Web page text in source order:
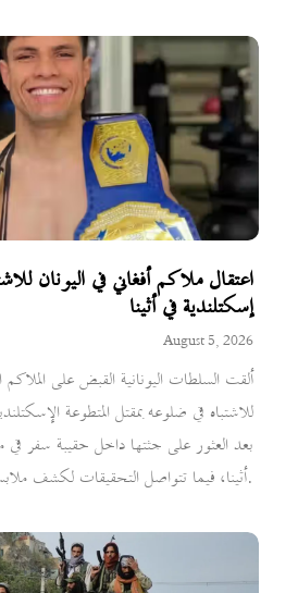
اعتقال ملاكم أفغاني في اليونان
إسكتلندية في أثينا
August 5, 2026
ألقت السلطات اليونانية القبض على
للاشتباه في ضلوعه بمقتل المتطوعة
بعد العثور على جثتها داخل حقيبة سفر في
أثينا، فيما تتواصل التحقيقات لكشف ملابسات القضية.